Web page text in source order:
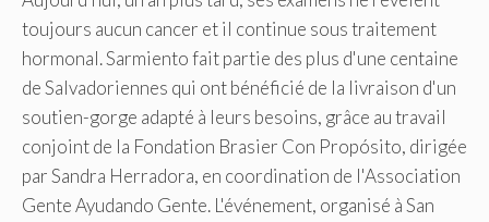
toujours aucun cancer et il continue sous traitement
hormonal. Sarmiento fait partie des plus d'une centaine
de Salvadoriennes qui ont bénéficié de la livraison d'un
soutien-gorge adapté à leurs besoins, grâce au travail
conjoint de la Fondation Brasier Con Propósito, dirigée
par Sandra Herradora, en coordination de l'Association
Gente Ayudando Gente. L'événement, organisé à San